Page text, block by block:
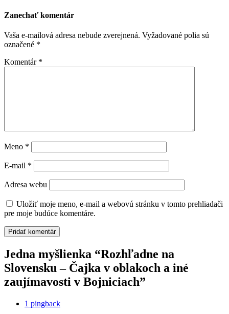
Zanechať komentár
Vaša e-mailová adresa nebude zverejnená. Vyžadované polia sú
označené *
Komentár *
Meno *
E-mail *
Adresa webu
Uložiť moje meno, e-mail a webovú stránku v tomto prehliadači
pre moje budúce komentáre.
Jedna myšlienka “Rozhľadne na
Slovensku – Čajka v oblakoch a iné
zaujímavosti v Bojniciach”
1 pingback